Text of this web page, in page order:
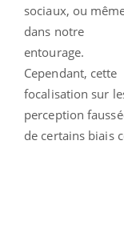
sociaux, ou
dans notre
entourage.
Cependant, cette
focalisation sur
perception
de certains biais